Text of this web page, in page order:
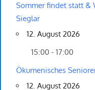
Sommer findet statt &
Sieglar
12. August 2026
15:00 - 17:00
Ökumenisches
12. August 2026